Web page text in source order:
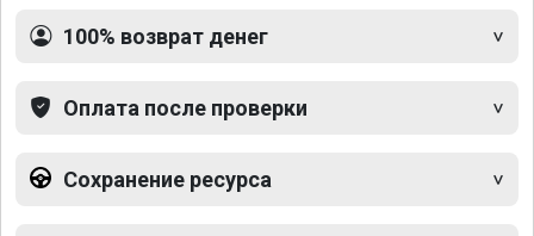
100% возврат денег
Оплата после проверки
Сохранение ресурса